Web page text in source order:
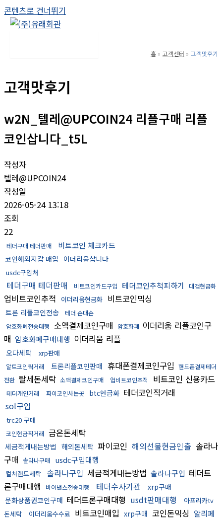
콘텐츠로 건너뛰기
홈 고객센터 고객맛후기
고객맛후기
w2N_텔레@UPCOIN24 리플구매 리플
코인삽니다_t5L
작성자
텔레@UPCOIN24
작성일
2026-05-24 13:18
조회
22
테더구매 테더판매 비트코인 체크카드
코인해외지갑 매입 이더리움삽니다
usdc구입처
테더구매 테더판매 비트코인카드구입 테더코인추척피하기 대검현금화
업비트코인추적 이더리움현금화 비트코인믹싱
트론 리플코인전송
테더 손대손
암호화폐전송대행 소액결제코인구매 암호화폐 이더리움 리플코인구
매 암호화폐구매대행 이더리움 리플
오다세탁 xrp판매
알트코인퀵거래 트론리플코인판매 휴대폰결제코인구입 핸드폰결제테더
전환 탈세돈세탁 소액결제코인구매 업비트코인추적 비트코인 신용카드
테더개인거래 파이코인사는곳 btc현금화 테더코인직거래
sol구입
trc20 구매
코인현금직거래 금은돈세탁
세금적게내는방법 해외돈세탁 파이코인 해외선물현금인출 솔라나
구매 솔라나구매 usdc구입대행
컬쳐랜드세탁 솔라나구입 세금적게내는방법 솔라나구입 테더트
론구매대행
바이낸스전송대행 테더수사기관
xrp구매
문화상품권코인구매 테더트론구매대행 usdt판매대행
아프리카tv
돈세탁
이더리움수수료 비트코인매입 xrp구매 코인돈믹싱 알리페